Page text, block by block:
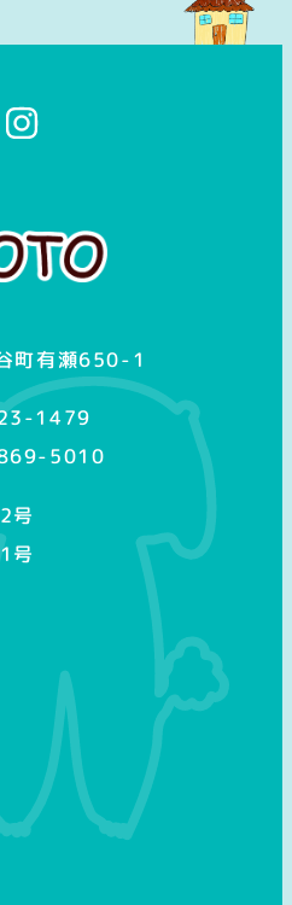
ム
町有瀬650-1
1479
5010
号
号